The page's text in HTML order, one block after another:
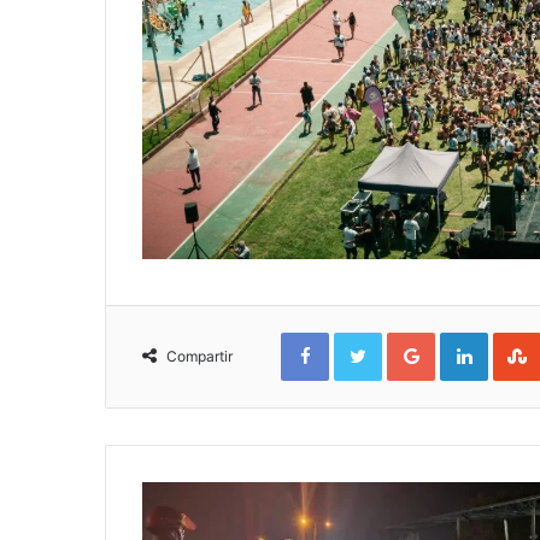
Compartir
FacebookTwitterGoogle+